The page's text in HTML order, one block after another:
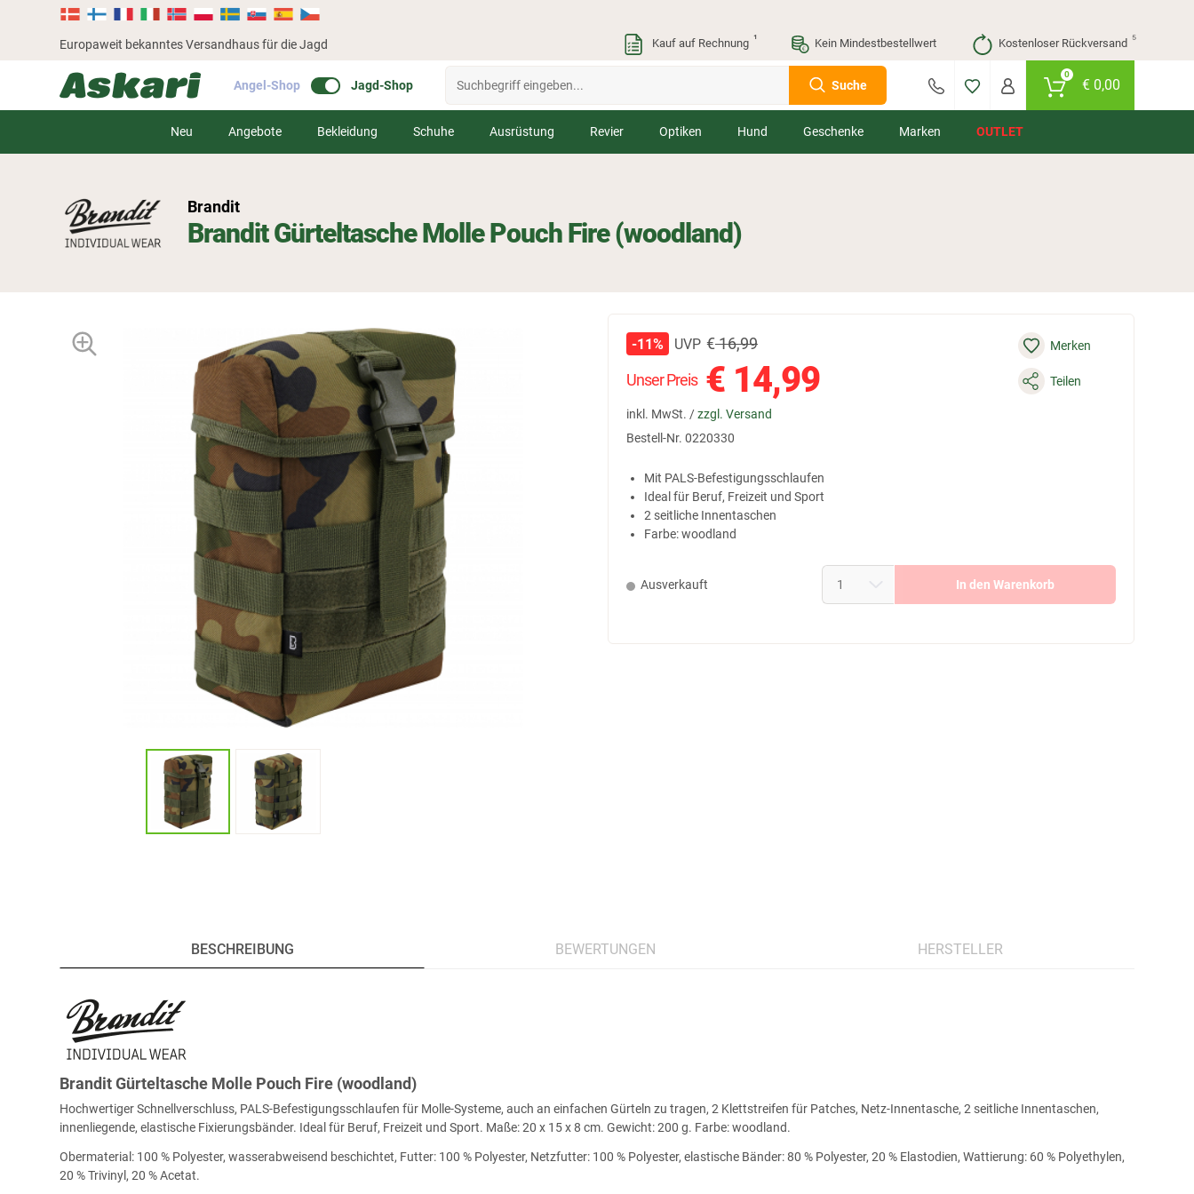
Europaweit bekanntes Versandhaus für die Jagd Kauf auf Rechnung ¹ Kein Mindestbestellwert Kostenloser Rückversand ⁵
Angel-Shop Jagd-Shop Suche
0
€0,00
Neu Angebote Bekleidung Schuhe Ausrüstung Revier Optiken Hund Geschenke Marken OUTLET
Brandit Gürteltasche Molle Pouch Fire (woodland)
Brandit
Unser Preis € 14,99
inkl. MwSt. /zzgl. Versand
-11% UVP €16,99
Bestell-Nr. 0220330
Merken
Teilen
Mit PALS-Befestigungsschlaufen
Ideal für Beruf, Freizeit und Sport
2 seitliche Innentaschen
Farbe: woodland
Ausverkauft In den Warenkorb
BESCHREIBUNG BEWERTUNGEN HERSTELLER
Brandit Gürteltasche Molle Pouch Fire (woodland)
Hochwertiger Schnellverschluss, PALS-Befestigungsschlaufen für Molle-Systeme, auch an einfachen Gürteln zu tragen, 2 Klettstreifen für Patches, Netz-Innentasche, 2 seitliche Innentaschen,
innenliegende, elastische Fixierungsbänder. Ideal für Beruf, Freizeit und Sport. Maße: 20 x 15 x 8 cm. Gewicht: 200 g. Farbe: woodland.
Obermaterial: 100 % Polyester, wasserabweisend beschichtet, Futter: 100 % Polyester, Netzfutter: 100 % Polyester, elastische Bänder: 80 % Polyester, 20 % Elastodien, Wattierung: 60 % Polyethylen,
20 % Trivinyl, 20 % Acetat.